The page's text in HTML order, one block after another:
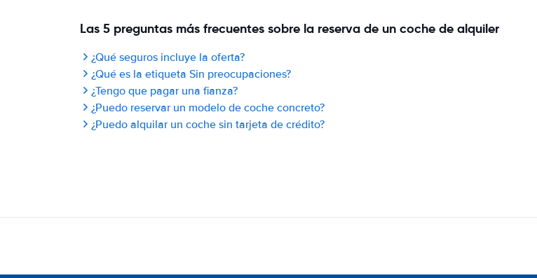
Las 5 preguntas más frecuentes sobre la reserva de un coche de alquiler
¿Qué seguros incluye la oferta?
¿Qué es la etiqueta Sin preocupaciones?
¿Tengo que pagar una fianza?
¿Puedo reservar un modelo de coche concreto?
¿Puedo alquilar un coche sin tarjeta de crédito?